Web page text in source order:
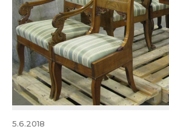
5.6.2018